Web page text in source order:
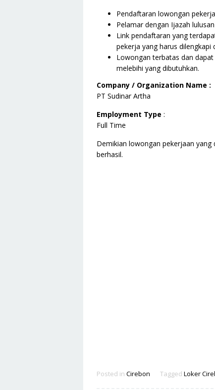
Pendaftaran lowongan
Pelamar dengan Ijazah
Link pendaftaran yang
pekerja yang harus dilengkapi
Lowongan terbatas dan
melebihi yang dibutuhkan.
Company / Organization Name :
PT Sudinar Artha
Employment Type :
Full Time
Demikian lowongan pekerjaan
berhasil.
Posted in Cirebon Tagged Loker